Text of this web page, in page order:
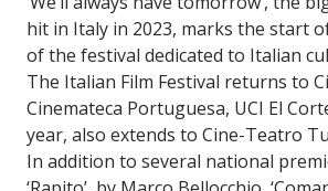
hit in Italy in 2023, marks the start
of the festival dedicated to Italian
The Italian Film Festival returns to
Cinemateca Portuguesa, UCI El
year, also extends to Cine-Teatro
In addition to several national